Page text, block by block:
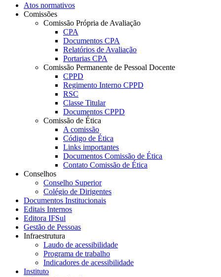
Atos normativos
Comissões
Comissão Própria de Avaliação
CPA
Documentos CPA
Relatórios de Avaliação
Portarias CPA
Comissão Permanente de Pessoal Docente
CPPD
Regimento Interno CPPD
RSC
Classe Titular
Documentos CPPD
Comissão de Ética
A comissão
Código de Ética
Links importantes
Documentos Comissão de Ética
Contato Comissão de Ética
Conselhos
Conselho Superior
Colégio de Dirigentes
Documentos Institucionais
Editais Internos
Editora IFSul
Gestão de Pessoas
Infraestrutura
Laudo de acessibilidade
Programa de trabalho
Indicadores de acessibilidade
Instituto